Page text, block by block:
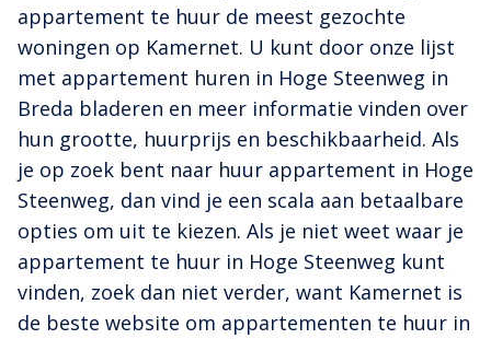
appartement te huur de meest gezochte
woningen op Kamernet. U kunt door onze lijst
met appartement huren in Hoge Steenweg in
Breda bladeren en meer informatie vinden over
hun grootte, huurprijs en beschikbaarheid. Als
je op zoek bent naar huur appartement in Hoge
Steenweg, dan vind je een scala aan betaalbare
opties om uit te kiezen. Als je niet weet waar je
appartement te huur in Hoge Steenweg kunt
vinden, zoek dan niet verder, want Kamernet is
de beste website om appartementen te huur in